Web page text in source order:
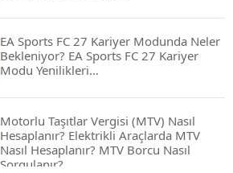
EA Sports FC 27 Kariyer Modunda Neler
Bekleniyor? EA Sports FC 27 Kariyer
Modu Yenilikleri…
Motorlu Taşıtlar Vergisi (MTV) Nasıl
Hesaplanır? Elektrikli Araçlarda MTV
Nasıl Hesaplanır? MTV Borcu Nasıl
Sorgulanır?